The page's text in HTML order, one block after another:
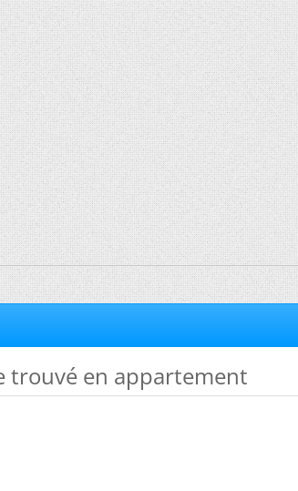
trouvé en appartement